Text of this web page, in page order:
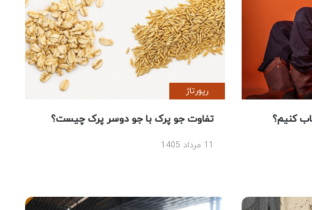
کنیم؟
رپورتاژ
تفاوت جو پرک با جو دوسر پرک چیست؟